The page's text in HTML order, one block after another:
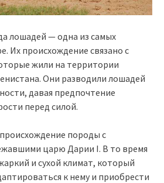
лошадей — одна из самых
Их происхождение связано с
жили на территории
Они разводили лошадей
давая предпочтение
перед силой.
породы с
царю Дарии I. В то время
и сухой климат, который
к нему и приобрести